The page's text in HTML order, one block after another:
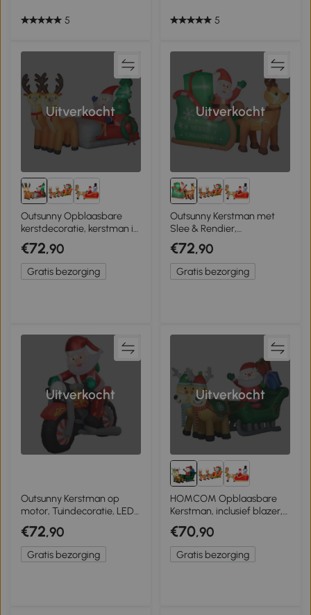
5 5
Uitverkocht
Outsunny Opblaasbare
kerstdecoratie, kerstman in
rendierslee, polyesterstof,
LED-lichtjes, kleurrijk
€72,90
Gratis bezorging
Uitverkocht
Outsunny Kerstman met
Slee & Rendier,
Opblaasbaar met Witte
LED-Verlichting, 210 x 80 x
140 cm
€72,90
Gratis bezorging
Uitverkocht
Outsunny Kerstman op
motor, Tuindecoratie, LEDs,
opblaasbaar,
weerbestendig, 180 x 95 x
170 cm
€72,90
Gratis bezorging
Uitverkocht
HOMCOM Opblaasbare
Kerstman, inclusief blazer,
voor binnen en buiten,
wit+goud
€70,90
Gratis bezorging